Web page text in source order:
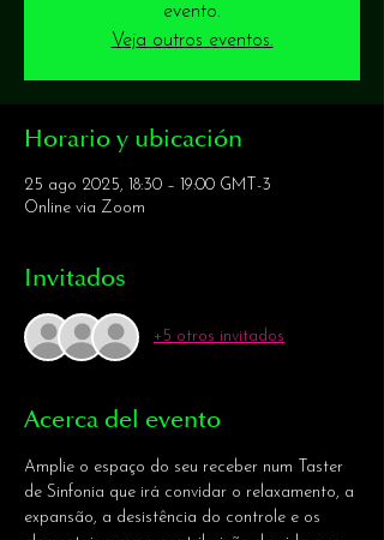
evento.
Veja outros eventos.
Horario y ubicación
25 ago 2025, 18:30 – 19:00 GMT-3
Online via Zoom
Invitados
+5 otros invitados
Acerca del evento
Amplie o espaço do seu receber num Taster
de Sinfonia que irá convidar o relaxamento, a
expansão, a desistência do controle e os